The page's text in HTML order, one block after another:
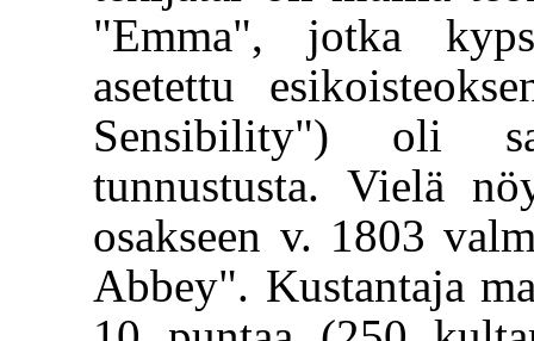
"Emma", jotka
asetettu
Sensibility") oli
tunnustusta. Vielä
osakseen v. 1803
Abbey". Kustantaja